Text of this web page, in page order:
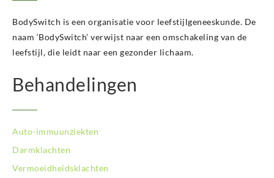
BodySwitch Kerkrade
BodySwitch Krimpenerwaard
BodySwitch Leeuwarden
BodySwitch Leiden
BodySwitch Lelystad
BodySwitch Maastricht
BodySwitch Nijmegen
BodySwitch Oss
BodySwitch Purmerend
BodySwitch is een organisatie voor leefstijlgeneeskunde. De
naam ‘BodySwitch’ verwijst naar een omschakeling van de
leefstijl, die leidt naar een gezonder lichaam.
Behandelingen
Auto-immuunziekten
Darmklachten
Vermoeidheidsklachten